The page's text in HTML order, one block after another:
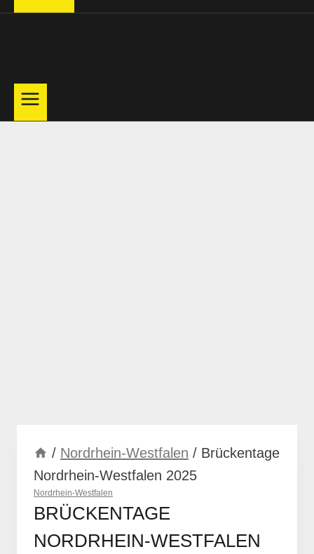
/ Nordrhein-Westfalen / Brückentage
Nordrhein-Westfalen 2025
Nordrhein-Westfalen
BRÜCKENTAGE
NORDRHEIN-WESTFALEN